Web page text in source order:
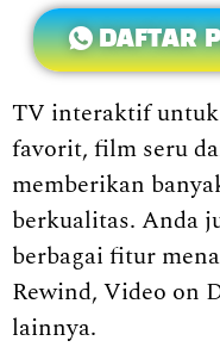
DAFTAR
TV interaktif
favorit, film seru
memberikan
berkualitas. Anda
berbagai fitur
Rewind, Video on
lainnya.